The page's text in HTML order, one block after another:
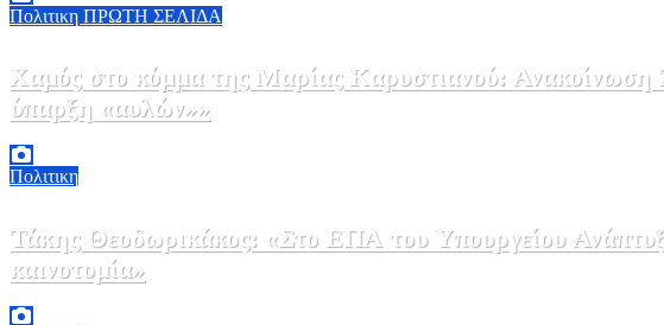
Πολιτικη ΠΡΩΤΗ ΣΕΛΙΔΑ
Χαμός στο κόμμα της Μαρίας Καρυστιανού: Ανακοίνωση
ύπαρξη «αυλών»»
Πολιτικη
Τάκης Θεοδωρικάκος: «Στο ΕΠΑ του Υπουργείου
καινοτομία»